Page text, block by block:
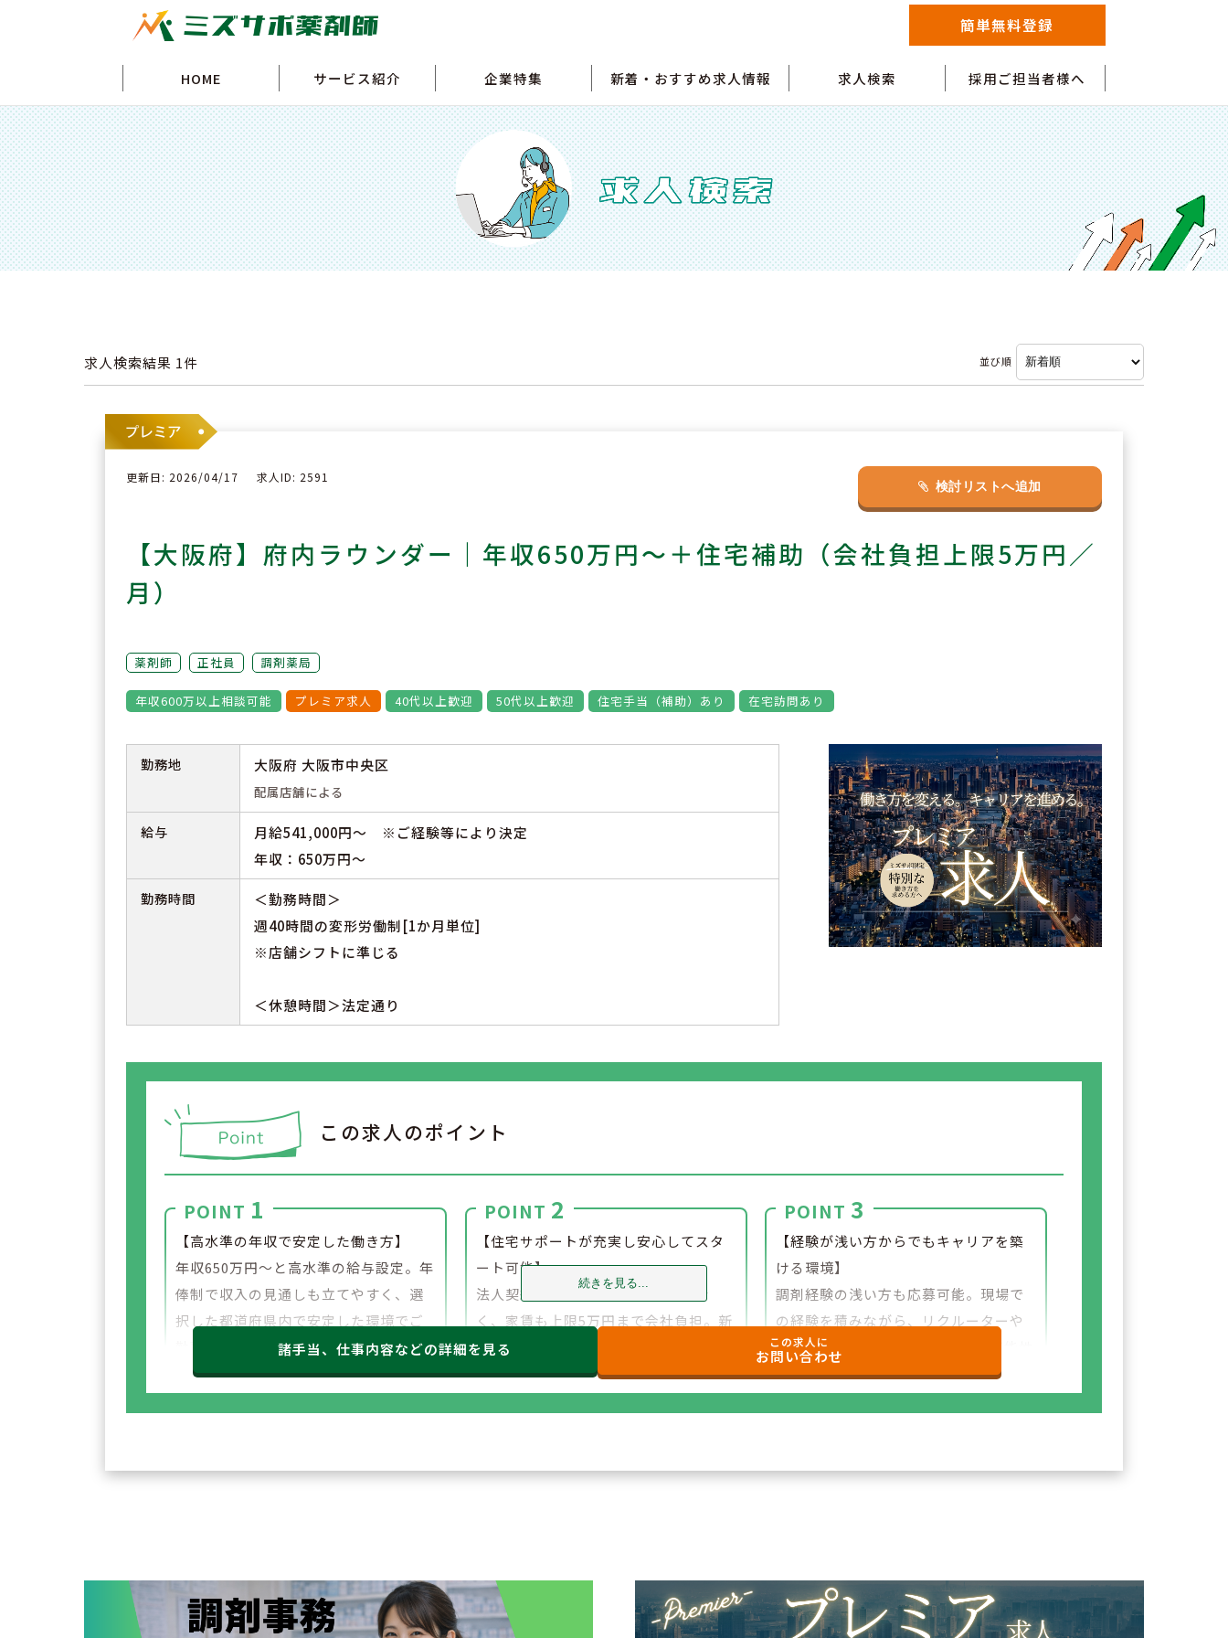
簡単無料登録
HOME サービス紹介 企業特集 新着・おすすめ求人情報 求人検索 採用ご担当者様へ
求人検索結果 1件 並び順
更新日: 2026/04/17 求人ID: 2591
検討リストへ追加
【大阪府】府内ラウンダー｜年収650万円～＋住宅補助（会社負担上限5万円／
月）
薬剤師 正社員 調剤薬局
年収600万以上相談可能 プレミア求人 40代以上歓迎 50代以上歓迎 住宅手当（補助）あり 在宅訪問あり
勤務地 大阪府 大阪市中央区
配属店舗による
給与
月給541,000円～ ※ご経験等により決定
年収：650万円～
勤務時間
＜勤務時間＞
週40時間の変形労働制[1か月単位]
※店舗シフトに準じる
＜休憩時間＞法定通り
この求人のポイント
POINT 1
【高水準の年収で安定した働き方】
年収650万円～と高水準の給与設定。年
俸制で収入の見通しも立てやすく、選
択した都道府県内で安定した環境でご
勤務いただけます。
POINT 2
【住宅サポートが充実し安心してスタ
ート可能】
法人契約により初期費用の負担がな
く、家賃も上限5万円まで会社負担。新
たな環境でも安心して勤務を開始でき
ます。
POINT 3
【経験が浅い方からでもキャリアを築
ける環境】
調剤経験の浅い方も応募可能。現場で
の経験を積みながら、リクルーターや
研修など＋αの業務チャレンジの可能性
もございます。
続きを見る...
諸手当、仕事内容などの詳細を見る この求人に
お問い合わせ